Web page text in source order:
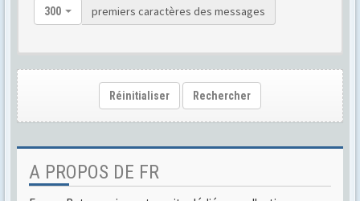
300 premiers caractères des messages
Réinitialiser Rechercher
A PROPOS DE FR